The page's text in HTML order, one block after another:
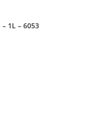
1L – 6053